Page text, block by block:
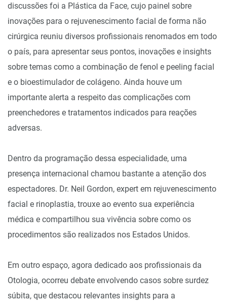
discussões foi a Plástica da Face, cujo painel sobre
inovações para o rejuvenescimento facial de forma não
cirúrgica reuniu diversos profissionais renomados em todo
o país, para apresentar seus pontos, inovações e insights
sobre temas como a combinação de fenol e peeling facial
e o bioestimulador de colágeno. Ainda houve um
importante alerta a respeito das complicações com
preenchedores e tratamentos indicados para reações
adversas.
Dentro da programação dessa especialidade, uma
presença internacional chamou bastante a atenção dos
espectadores. Dr. Neil Gordon, expert em rejuvenescimento
facial e rinoplastia, trouxe ao evento sua experiência
médica e compartilhou sua vivência sobre como os
procedimentos são realizados nos Estados Unidos.
Em outro espaço, agora dedicado aos profissionais da
Otologia, ocorreu debate envolvendo casos sobre surdez
súbita, que destacou relevantes insights para a